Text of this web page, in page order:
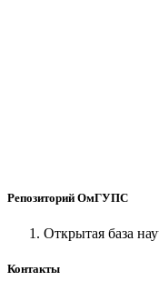
Репозиторий ОмГУПС
Открытая база
Контакты